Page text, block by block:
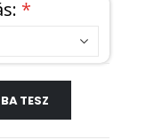
TESZ